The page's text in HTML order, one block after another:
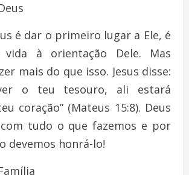
é dar o primeiro lugar a Ele, é
à orientação Dele. Mas
mais do que isso. Jesus disse:
o teu tesouro, ali estará
coração” (Mateus 15:8). Deus
tudo o que fazemos e por
devemos honrá-lo!